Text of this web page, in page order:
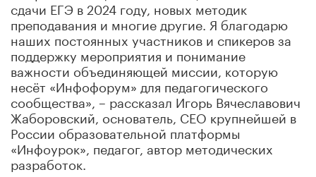
сдачи ЕГЭ в 2024 году, новых методик
преподавания и многие другие. Я благодарю
наших постоянных участников и спикеров за
поддержку мероприятия и понимание
важности объединяющей миссии, которую
несёт «Инфофорум» для педагогического
сообщества», – рассказал Игорь Вячеславович
Жаборовский, основатель, CEO крупнейшей в
России образовательной платформы
«Инфоурок», педагог, автор методических
разработок.